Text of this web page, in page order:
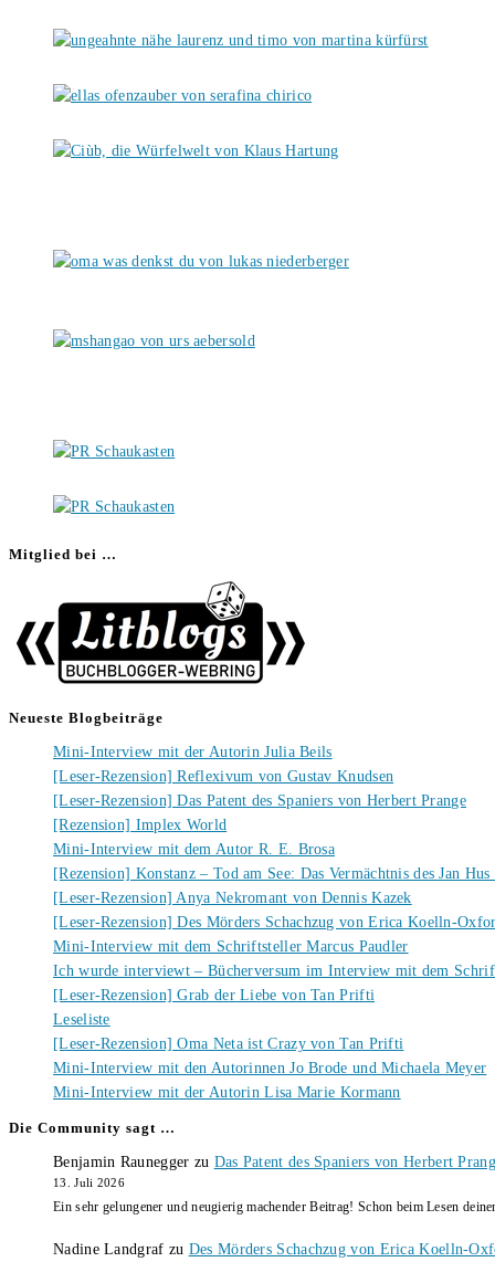
Mitglied bei …
Neueste Blogbeiträge
Mini-Interview mit der Autorin Julia Beils
[Leser-Rezension] Reflexivum von Gustav Knudsen
[Leser-Rezension] Das Patent des Spaniers von Herbert Prange
[Rezension] Implex World
Mini-Interview mit dem Autor R. E. Brosa
[Rezension] Konstanz – Tod am See: Das Vermächtnis des Jan
[Leser-Rezension] Anya Nekromant von Dennis Kazek
[Leser-Rezension] Des Mörders Schachzug von Erica Koelln-
Mini-Interview mit dem Schriftsteller Marcus Paudler
Ich wurde interviewt – Bücherversum im Interview mit dem
[Leser-Rezension] Grab der Liebe von Tan Prifti
Leseliste
[Leser-Rezension] Oma Neta ist Crazy von Tan Prifti
Mini-Interview mit den Autorinnen Jo Brode und Michaela Meyer
Mini-Interview mit der Autorin Lisa Marie Kormann
Die Community sagt …
Benjamin Raunegger zu Das Patent des Spaniers von Herbert
13. Juli 2026
Ein sehr gelungener und neugierig machender Beitrag! Schon beim Lesen
Nadine Landgraf zu Des Mörders Schachzug von Erica Koelln-